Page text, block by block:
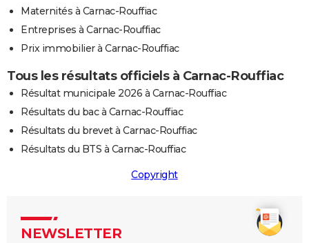
Maternités à Carnac-Rouffiac
Entreprises à Carnac-Rouffiac
Prix immobilier à Carnac-Rouffiac
Tous les résultats officiels à Carnac-Rouffiac
Résultat municipale 2026 à Carnac-Rouffiac
Résultats du bac à Carnac-Rouffiac
Résultats du brevet à Carnac-Rouffiac
Résultats du BTS à Carnac-Rouffiac
Copyright
NEWSLETTER